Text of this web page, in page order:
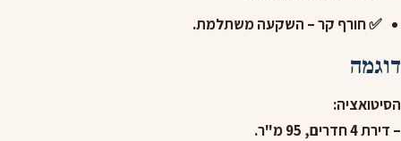
✅ חורף קר – השקעה משתלמת.
דוגמה
הסיטואציה:
– דירת 4 חדרים, 95 מ"ר.